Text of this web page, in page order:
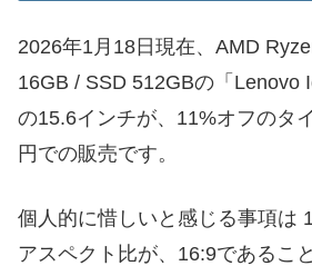
2026年1月18日現在、AMD
16GB / SSD 512GBの「Lenovo
の15.6インチが、11%オフのタ
円での販売です。
個人的に惜しいと感じる事項は
アスペクト比が、16:9であるこ